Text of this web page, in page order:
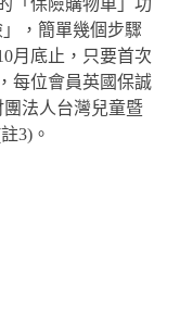
「保險購物車」功
，簡單幾個步驟
月底止，只要首次
每位會員英國保誠
法人台灣兒童暨
註3) 。